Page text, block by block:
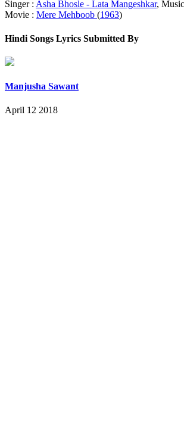
Singer : Asha Bhosle - Lata Mangeshkar,
Movie : Mere Mehboob (1963)
Hindi Songs Lyrics Submitted By
Manjusha Sawant
April 12 2018